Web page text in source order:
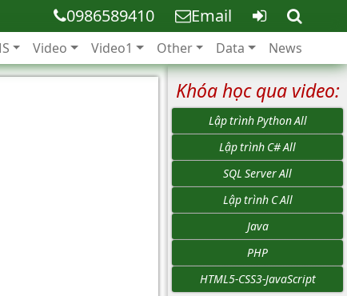
0986589410 Email
Video Video1 Other Data News
Khóa học qua video:
Lập trình Python All
Lập trình C# All
SQL Server All
Lập trình C All
Java
PHP
HTML5-CSS3-JavaScript